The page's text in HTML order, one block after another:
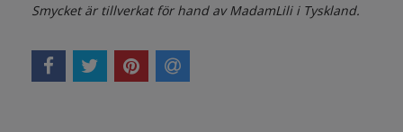
Smycket är tillverkat för hand av MadamLili i Tyskland.